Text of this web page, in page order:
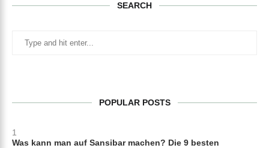
SEARCH
POPULAR POSTS
1
Was kann man auf Sansibar machen? Die 9 besten